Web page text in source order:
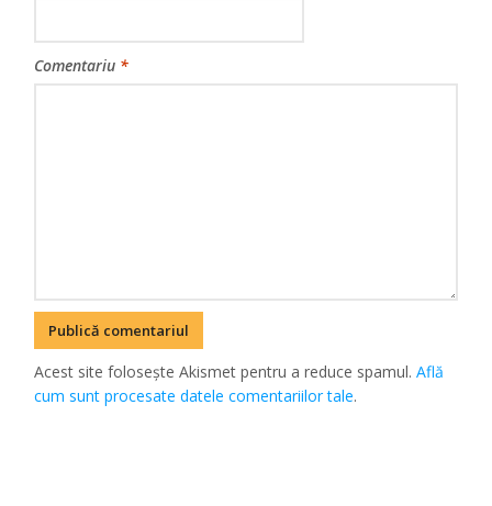
Comentariu *
Acest site folosește Akismet pentru a reduce spamul.Află
cum sunt procesate datele comentariilor tale.